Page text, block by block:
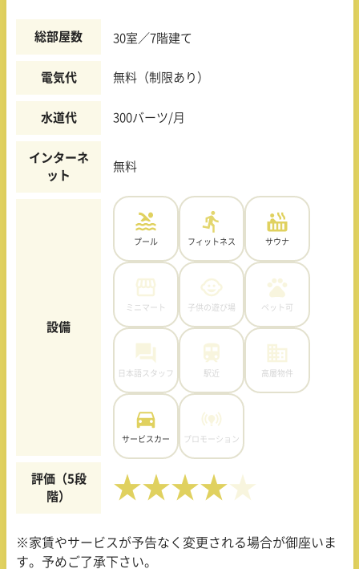
総部屋数 30室／7階建て
電気代 無料（制限あり）
水道代 300バーツ/月
インターネ
ット
無料
設備
プール フィットネス サウナ
ミニマート 子供の遊び場 ペット可
日本語スタッフ 駅近 高層物件
サービスカー プロモーション
評価（5段
階）
★★★★
※家賃やサービスが予告なく変更される場合が御座いま
す。予めご了承下さい。